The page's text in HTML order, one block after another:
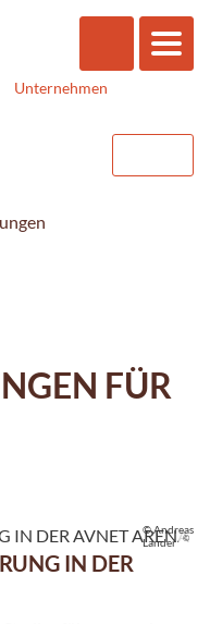
Unternehmen
FÜR
©
© Andreas
Lander
IN DER